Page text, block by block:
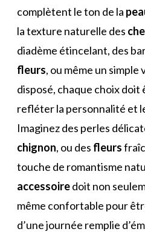
complètent le ton de la
la texture naturelle des
diadème étincelant, des
fleurs, ou même un
disposé, chaque choix
refléter la personnalité et
Imaginez des perles
chignon, ou des fleurs
touche de romantisme
accessoiredoit non
même confortable pour
d’une journée remplie